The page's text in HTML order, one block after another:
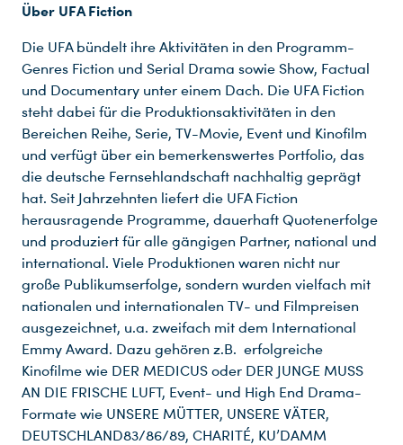
Über UFA Fiction
Die UFA bündelt ihre Aktivitäten in den Programm-
Genres Fiction und Serial Drama sowie Show, Factual
und Documentary unter einem Dach. Die UFA Fiction
steht dabei für die Produktionsaktivitäten in den
Bereichen Reihe, Serie, TV-Movie, Event und Kinofilm
und verfügt über ein bemerkenswertes Portfolio, das
die deutsche Fernsehlandschaft nachhaltig geprägt
hat. Seit Jahrzehnten liefert die UFA Fiction
herausragende Programme, dauerhaft Quotenerfolge
und produziert für alle gängigen Partner, national und
international. Viele Produktionen waren nicht nur
große Publikumserfolge, sondern wurden vielfach mit
nationalen und internationalen TV- und Filmpreisen
ausgezeichnet, u.a. zweifach mit dem International
Emmy Award. Dazu gehören z.B. erfolgreiche
Kinofilme wie DER MEDICUS oder DER JUNGE MUSS
AN DIE FRISCHE LUFT, Event- und High End Drama-
Formate wie UNSERE MÜTTER, UNSERE VÄTER,
DEUTSCHLAND83/86/89, CHARITÉ, KU’DAMM